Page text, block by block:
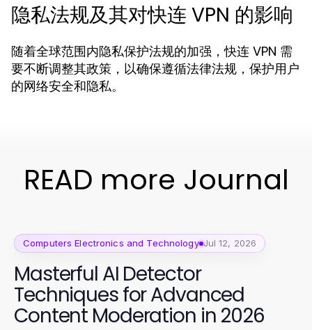
隐私法规及其对快连 VPN 的影响
随着全球范围内隐私保护法规的加强，快连 VPN 需
要不断调整其政策，以确保遵循法律法规，保护用户
的网络安全和隐私。
READ more Journal
Computers Electronics and Technology Jul 12, 2026
Masterful AI Detector
Techniques for Advanced
Content Moderation in 2026